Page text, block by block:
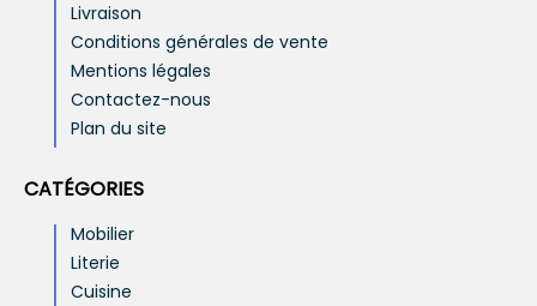
Livraison
Conditions générales de vente
Mentions légales
Contactez-nous
Plan du site
CATÉGORIES
Mobilier
Literie
Cuisine